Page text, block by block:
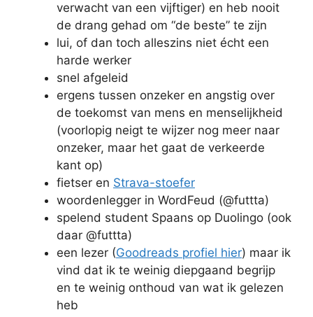
verwacht van een vijftiger) en heb nooit
de drang gehad om “de beste” te zijn
lui, of dan toch alleszins niet écht een
harde werker
snel afgeleid
ergens tussen onzeker en angstig over
de toekomst van mens en menselijkheid
(voorlopig neigt te wijzer nog meer naar
onzeker, maar het gaat de verkeerde
kant op)
fietser en Strava-stoefer
woordenlegger in WordFeud (@futtta)
spelend student Spaans op Duolingo (ook
daar @futtta)
een lezer (Goodreads profiel hier) maar ik
vind dat ik te weinig diepgaand begrijp
en te weinig onthoud van wat ik gelezen
heb